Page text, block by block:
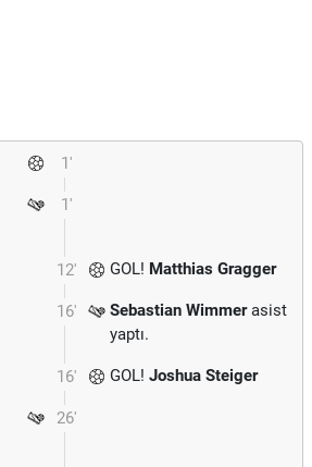
1'
1'
12' GOL! Matthias Gragger
16' Sebastian Wimmerasist
yaptı.
16' GOL! Joshua Steiger
26'